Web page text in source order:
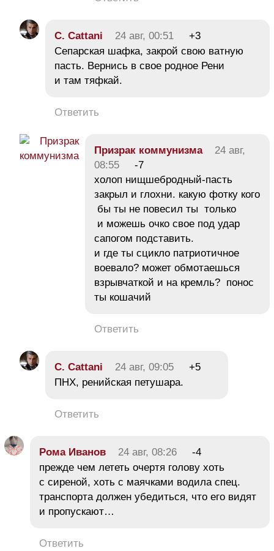
C. Cattani 24 авг, 00:51
+3
Сепарская шафка, закрой свою ватную
пасть. Вернись в свое родное Рени
и там тяфкай.
Ответить
Призрак коммунизма
24 авг,
08:55
-7
холоп нищшебродный-пасть
закрыл и глохни. какую фотку кого
бы ты не повесил ты только
и можешь очко свое под удар
сапогом подставить.
и где ты сцикло патриотичное
воевало? может обмотаешься
взрывчаткой и на кремль? понос
ты кошачий
Ответить
C. Cattani 24 авг, 09:05
+5
ПНХ, ренийская петушара.
Ответить
Рома Иванов 24 авг, 08:26
-4
прежде чем лететь очертя голову хоть
с сиреной, хоть с маячками водила спец.
транспорта должен убедиться, что его видят
и пропускают…
Ответить